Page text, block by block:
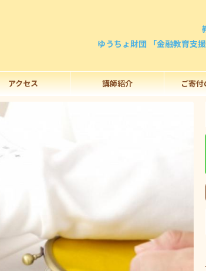
ゆうちょ財団 「金融教育支
アクセス 講師紹介 ご寄付